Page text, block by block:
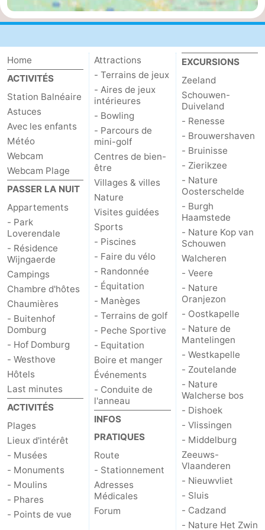
Mantelingen
Zoutelande
-
Nature
Walcherse
bos
-
Dishoek
-
Vlissingen
-
Middelburg
Zeeuws-
Vlaanderen
-
Nieuwvliet
-
Sluis
-
Cadzand
-
Nature
Het
Zwin
Météo
Contact
Home
ACTIVITÉS
Station Balnéaire
Astuces
Avec les enfants
Météo
Webcam
Webcam Plage
PASSER LA NUIT
Appartements
- Park
Loverendale
- Résidence
Wijngaerde
Campings
Chambre d'hôtes
Chaumières
- Buitenhof
Domburg
- Hof Domburg
- Westhove
Hôtels
Last minutes
ACTIVITÉS
Plages
Lieux d'intérêt
- Musées
- Monuments
- Moulins
- Phares
- Points de vue
Attractions
- Terrains de jeux
- Aires de jeux
intérieures
- Bowling
- Parcours de
mini-golf
Centres de bien-
être
Villages & villes
Nature
Visites guidées
Sports
- Piscines
- Faire du vélo
- Randonnée
- Équitation
- Manèges
- Terrains de golf
- Peche Sportive
- Equitation
Boire et manger
Événements
- Conduite de
l'anneau
INFOS
PRATIQUES
Route
- Stationnement
Adresses
Médicales
Forum
EXCURSIONS
Zeeland
Schouwen-
Duiveland
- Renesse
- Brouwershaven
- Bruinisse
- Zierikzee
- Nature
Oosterschelde
- Burgh
Haamstede
- Nature Kop van
Schouwen
Walcheren
- Veere
- Nature
Oranjezon
- Oostkapelle
- Nature de
Mantelingen
- Westkapelle
- Zoutelande
- Nature
Walcherse bos
- Dishoek
- Vlissingen
- Middelburg
Zeeuws-
Vlaanderen
- Nieuwvliet
- Sluis
- Cadzand
- Nature Het Zwin